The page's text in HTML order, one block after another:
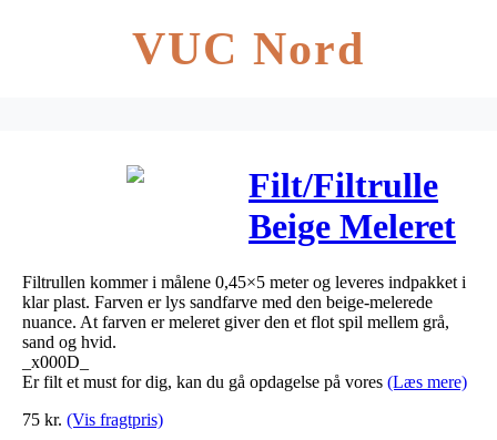
VUC Nord
Filt/Filtrulle
Beige Meleret
0,45x5m
Filtrullen kommer i målene 0,45×5 meter og leveres indpakket i
klar plast. Farven er lys sandfarve med den beige-melerede
nuance. At farven er meleret giver den et flot spil mellem grå,
sand og hvid.
_x000D_
Er filt et must for dig, kan du gå opdagelse på vores (Læs mere)
75 kr. (Vis fragtpris)